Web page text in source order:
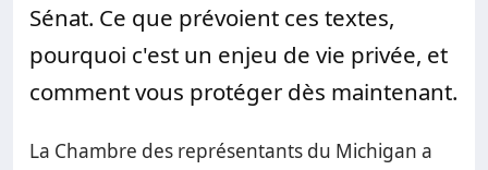
Sénat. Ce que prévoient ces textes,
pourquoi c'est un enjeu de vie privée, et
comment vous protéger dès maintenant.
La Chambre des représentants du Michigan a